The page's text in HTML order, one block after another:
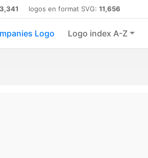
logos en format SVG: 11,656
Logo Logo index A-Z